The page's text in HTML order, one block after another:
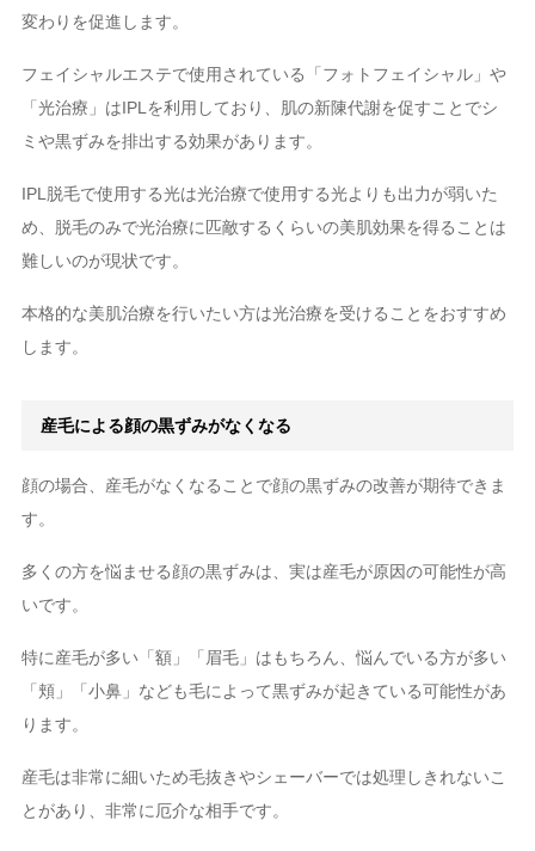
変わりを促進します。
フェイシャルエステで使用されている「フォトフェイシャル」や
「光治療」はIPLを利用しており、肌の新陳代謝を促すことでシ
ミや黒ずみを排出する効果があります。
IPL脱毛で使用する光は光治療で使用する光よりも出力が弱いた
め、脱毛のみで光治療に匹敵するくらいの美肌効果を得ることは
難しいのが現状です。
本格的な美肌治療を行いたい方は光治療を受けることをおすすめ
します。
産毛による顔の黒ずみがなくなる
顔の場合、産毛がなくなることで顔の黒ずみの改善が期待できま
す。
多くの方を悩ませる顔の黒ずみは、実は産毛が原因の可能性が高
いです。
特に産毛が多い「額」「眉毛」はもちろん、悩んでいる方が多い
「頬」「小鼻」なども毛によって黒ずみが起きている可能性があ
ります。
産毛は非常に細いため毛抜きやシェーバーでは処理しきれないこ
とがあり、非常に厄介な相手です。